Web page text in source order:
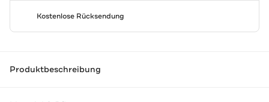
Kostenlose Rücksendung
Produktbeschreibung